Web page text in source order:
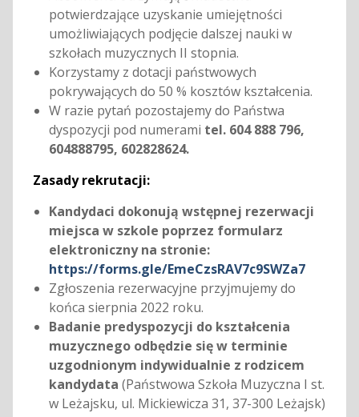
potwierdzające uzyskanie umiejętności
umożliwiających podjęcie dalszej nauki w
szkołach muzycznych II stopnia.
Korzystamy z dotacji państwowych
pokrywających do 50 % kosztów kształcenia.
W razie pytań pozostajemy do Państwa
dyspozycji pod numerami tel. 604 888 796,
604888795, 602828624.
Zasady rekrutacji:
Kandydaci dokonują wstępnej rezerwacji
miejsca w szkole poprzez formularz
elektroniczny na stronie:
https://forms.gle/EmeCzsRAV7c9SWZa7
Zgłoszenia rezerwacyjne przyjmujemy do
końca sierpnia 2022 roku.
Badanie predyspozycji do kształcenia
muzycznego odbędzie się w terminie
uzgodnionym indywidualnie z rodzicem
kandydata (Państwowa Szkoła Muzyczna I st.
w Leżajsku, ul. Mickiewicza 31, 37-300 Leżajsk)